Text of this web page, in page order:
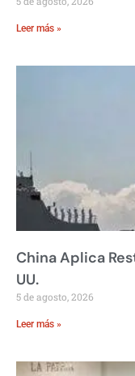
Leer más »
China Aplica
UU.
5 de agosto, 2026
Leer más »